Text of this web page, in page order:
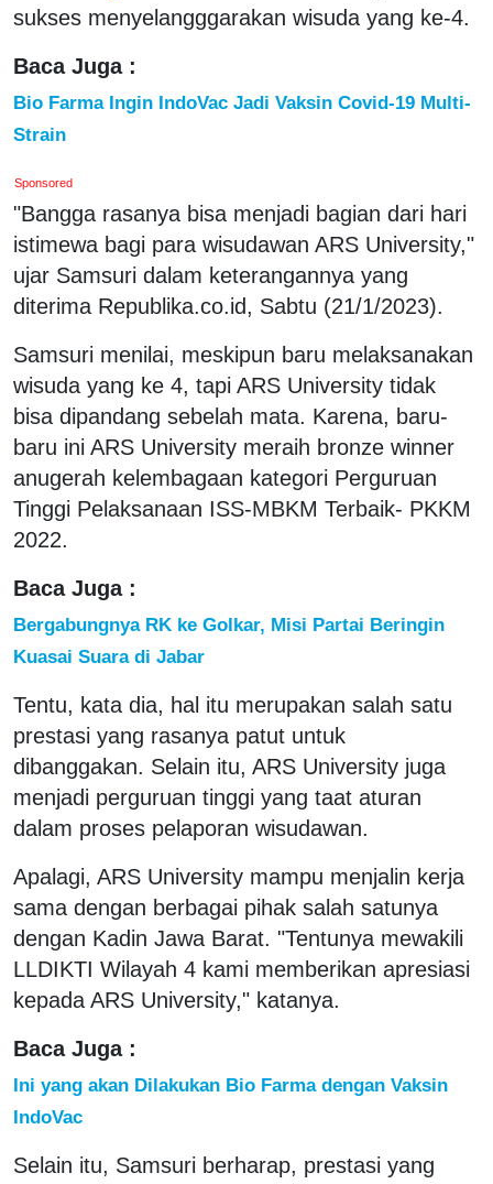
sukses menyelangggarakan wisuda yang ke-4.
Baca Juga :
Bio Farma Ingin IndoVac Jadi Vaksin Covid-19 Multi-
Strain
Sponsored
"Bangga rasanya bisa menjadi bagian dari hari
istimewa bagi para wisudawan ARS University,"
ujar Samsuri dalam keterangannya yang
diterima Republika.co.id, Sabtu (21/1/2023).
Samsuri menilai, meskipun baru melaksanakan
wisuda yang ke 4, tapi ARS University tidak
bisa dipandang sebelah mata. Karena, baru-
baru ini ARS University meraih bronze winner
anugerah kelembagaan kategori Perguruan
Tinggi Pelaksanaan ISS-MBKM Terbaik- PKKM
2022.
Baca Juga :
Bergabungnya RK ke Golkar, Misi Partai Beringin
Kuasai Suara di Jabar
Tentu, kata dia, hal itu merupakan salah satu
prestasi yang rasanya patut untuk
dibanggakan. Selain itu, ARS University juga
menjadi perguruan tinggi yang taat aturan
dalam proses pelaporan wisudawan.
Apalagi, ARS University mampu menjalin kerja
sama dengan berbagai pihak salah satunya
dengan Kadin Jawa Barat. "Tentunya mewakili
LLDIKTI Wilayah 4 kami memberikan apresiasi
kepada ARS University," katanya.
Baca Juga :
Ini yang akan Dilakukan Bio Farma dengan Vaksin
IndoVac
Selain itu, Samsuri berharap, prestasi yang